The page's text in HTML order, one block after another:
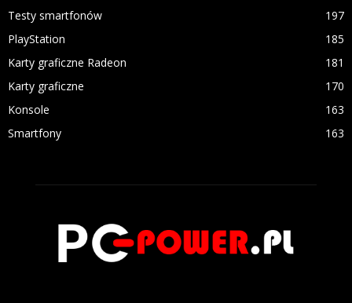
Testy smartfonów
197
PlayStation
185
Karty graficzne Radeon
181
Karty graficzne
170
Konsole
163
Smartfony
163